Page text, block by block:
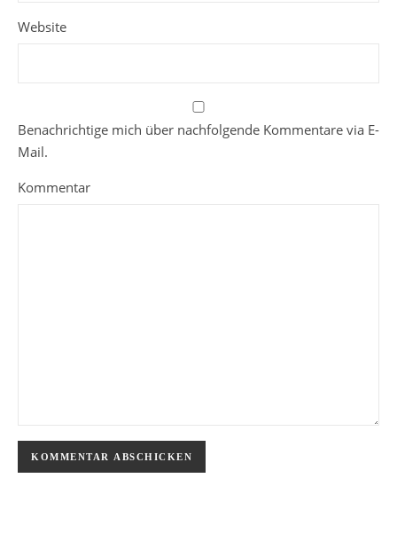
Website
Benachrichtige mich über nachfolgende Kommentare via E-
Mail.
Kommentar